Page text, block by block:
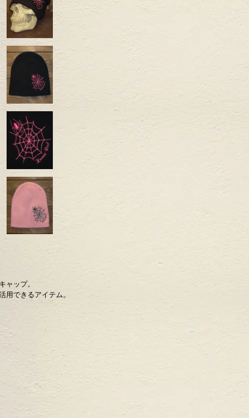
ャップ。
用できるアイテム。